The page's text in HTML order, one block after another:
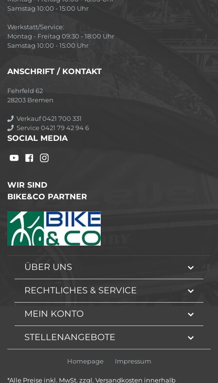
Samstag 10:00 - 15:00 Uhr
Werkstatt/Service:
Montag - Freitag 09:30 - 18:00 Uhr
Samstag 10:00 - 15:00 Uhr
ANSCHRIFT / KONTAKT
Fehrfeld 62
28203 Bremen
Verkauf 0421 700 331
Service 0421 79 42 94 6
SOCIAL MEDIA
WIR SIND
BIKE&CO PARTNER
ÜBER UNS
RECHTLICHES & SERVICE
MEIN KONTO
STELLENANGEBOTE
Homepage Impressum
*Alle Preise inkl. MwSt. zzgl. Versandkosten innerhalb